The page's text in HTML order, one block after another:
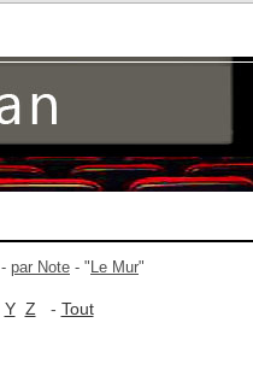
- par Note - " Le Mur"
Y Z - Tout